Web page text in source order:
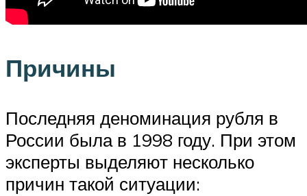
Причины
Последняя деноминация рубля в
России была в 1998 году. При этом
эксперты выделяют несколько
причин такой ситуации: